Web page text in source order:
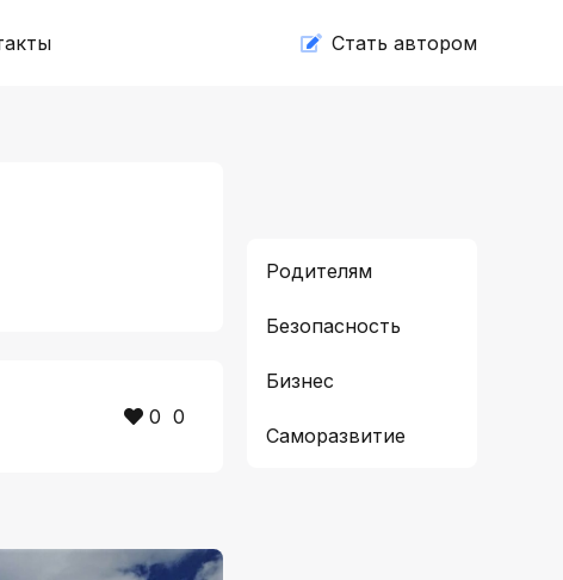
Cтать автором
0 0
Родителям
Безопасность
Бизнес
Саморазвитие